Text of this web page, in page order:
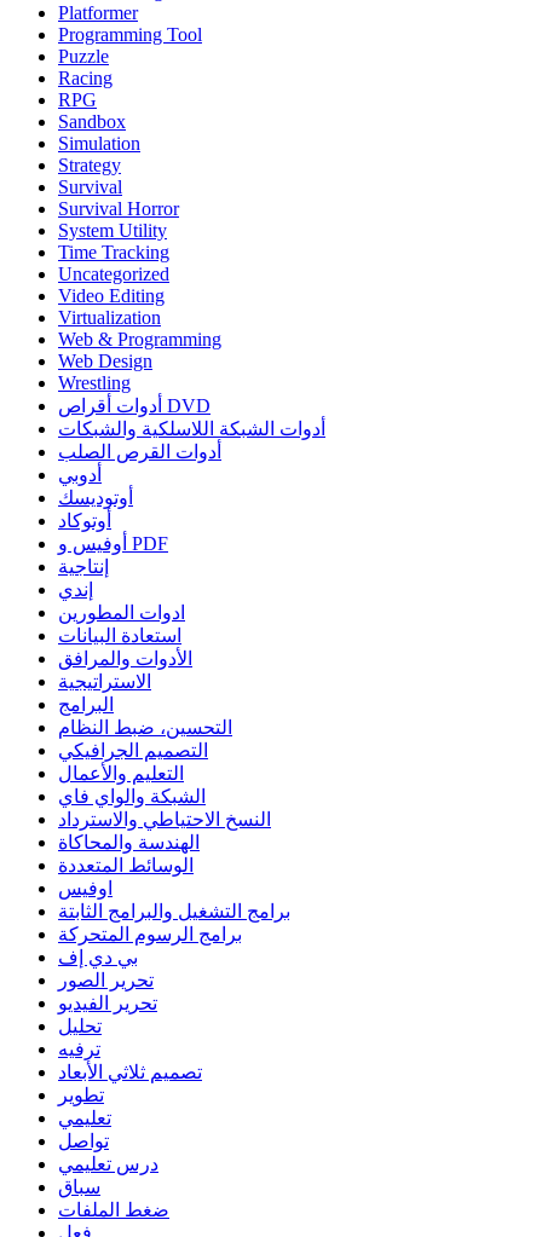
Platformer
Programming Tool
Puzzle
Racing
RPG
Sandbox
Simulation
Strategy
Survival
Survival Horror
System Utility
Time Tracking
Uncategorized
Video Editing
Virtualization
Web & Programming
Web Design
Wrestling
أدوات أقراص DVD
أدوات الشبكة اللاسلكية والشبكات
أدوات القرص الصلب
أدوبي
أوتوديسك
أوتوكاد
أوفيس و PDF
إنتاجية
إندي
ادوات المطورين
استعادة البيانات
الأدوات والمرافق
الاستراتيجية
البرامج
التحسين، ضبط النظام
التصميم الجرافيكي
التعليم والأعمال
الشبكة والواي فاي
النسخ الاحتياطي والاسترداد
الهندسة والمحاكاة
الوسائط المتعددة
اوفيس
برامج التشغيل والبرامج الثابتة
برامج الرسوم المتحركة
بي دي إف
تحرير الصور
تحرير الفيديو
تحليل
ترفيه
تصميم ثلاثي الأبعاد
تطوير
تعليمي
تواصل
درس تعليمي
سباق
ضغط الملفات